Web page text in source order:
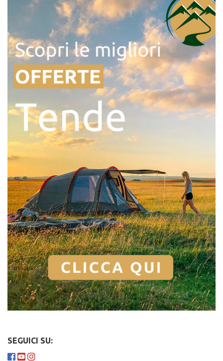
SEGUICI SU: